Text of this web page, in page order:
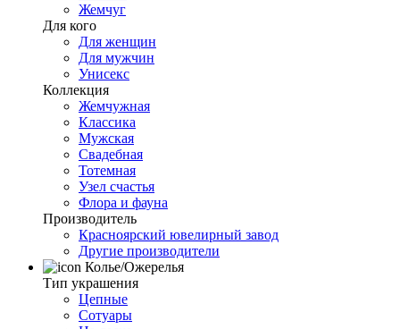
Жемчуг
Для кого
Для женщин
Для мужчин
Унисекс
Коллекция
Жемчужная
Классика
Мужская
Свадебная
Тотемная
Узел счастья
Флора и фауна
Производитель
Красноярский ювелирный завод
Другие производители
Колье/Ожерелья
Тип украшения
Цепные
Сотуары